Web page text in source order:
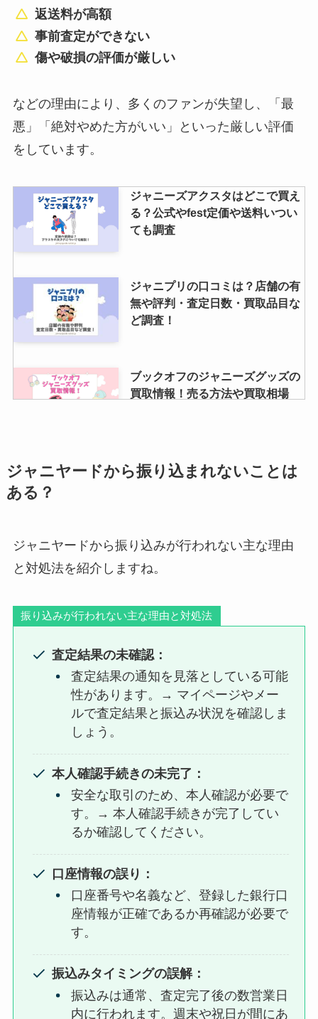
ジャニーズの改名一覧！グループ
名の意味や改名はいつから？改名
介！
なにわ男子の年齢順【2024年最
返送料が高額
事前査定ができない
傷や破損の評価が厳しい
などの理由により、多くのファンが失望し、「最
悪」「絶対やめた方がいい」といった厳しい評価
をしています。
ジャニーズアクスタはどこで買え
る？公式やfest定価や送料いつい
ても調査
ジャニプリの口コミは？店舗の有
無や評判・査定日数・買取品目な
ど調査！
ブックオフのジャニーズグッズの
買取情報！売る方法や買取相場
嵐「5×20」のセトリは？アマプラ
でいつまで配信？ジャニーズコン
spooxの評判や口コミは？視聴方
法や無料トライアル・ジャニーズ
八乙女光の性格は？優しい？面白
い？身長や年齢・本名？ハーフな
の？金八先生などドラマ出演歴も
解説
け込み入会は当たらない？
すの日常の支払い方法や月額・見
snowmanブログやインスタ解
説！
ジャニヤードから振り込まれないことは
ある？
ジャニヤードから振り込みが行われない主な理由
と対処法を紹介しますね。
振り込みが行われない主な理由と対処法
査定結果の未確認：
査定結果の通知を見落としている可能
性があります。→ マイページやメー
ルで査定結果と振込み状況を確認しま
しょう。
本人確認手続きの未完了：
安全な取引のため、本人確認が必要で
す。→ 本人確認手続きが完了してい
るか確認してください。
口座情報の誤り：
口座番号や名義など、登録した銀行口
座情報が正確であるか再確認が必要で
す。
振込みタイミングの誤解：
振込みは通常、査定完了後の数営業日
内に行われます。週末や祝日が間にあ